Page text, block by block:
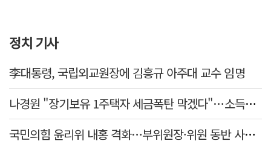
정치 기사
李대통령, 국립외교원장에 김흥규 아주대 교수 임명
나경원 "장기보유 1주택자 세금폭탄 막겠다"…소득세법 개정안 발의
국민의힘 윤리위 내홍 격화…부위원장·위원 동반 사퇴 선언